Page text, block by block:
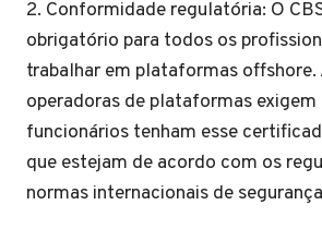
2. Conformidade regulatória: O
obrigatório para todos os
trabalhar em plataformas offshore.
operadoras de plataformas exigem
funcionários tenham esse
que estejam de acordo com os
normas internacionais de